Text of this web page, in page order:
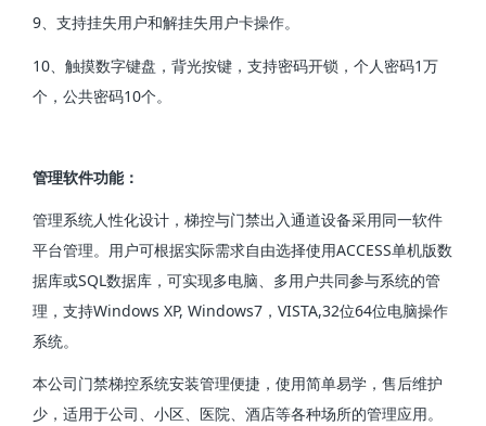
9、支持挂失用户和解挂失用户卡操作。
10、触摸数字键盘，背光按键，支持密码开锁，个人密码1万
个，公共密码10个。
管理软件功能：
管理系统人性化设计，梯控与门禁出入通道设备采用同一软件
平台管理。用户可根据实际需求自由选择使用ACCESS单机版数
据库或SQL数据库，可实现多电脑、多用户共同参与系统的管
理，支持Windows XP, Windows7，VISTA,32位64位电脑操作
系统。
本公司门禁梯控系统安装管理便捷，使用简单易学，售后维护
少，适用于公司、小区、医院、酒店等各种场所的管理应用。